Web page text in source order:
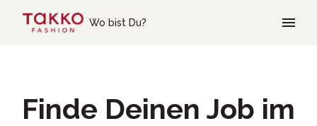
Wo bist Du?
Finde Deinen Job im